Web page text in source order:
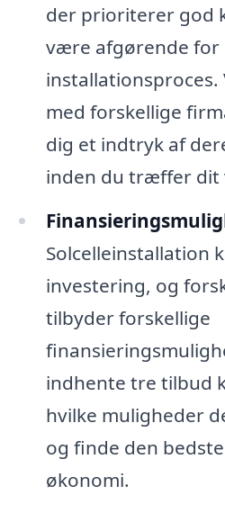
der prioriterer god
være afgørende for
med forskellige
dig et indtryk af
inden du træffer dit
Solcelleinstallation
investering, og
tilbyder forskellige
indhente tre tilbud
hvilke muligheder
og finde den
økonomi.